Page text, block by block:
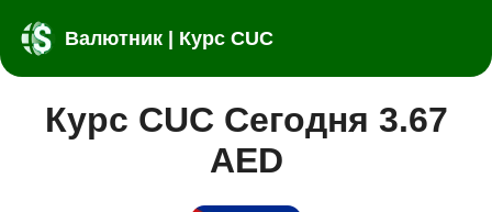
Валютник | Курс CUC
Курс CUC Сегодня 3.67
AED